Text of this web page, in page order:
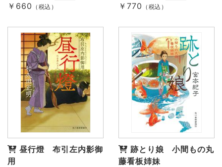
￥660 （税込） ￥770 （税込）
昼行燈 布引左内影御
用
跡とり娘 小間もの丸
藤看板姉妹